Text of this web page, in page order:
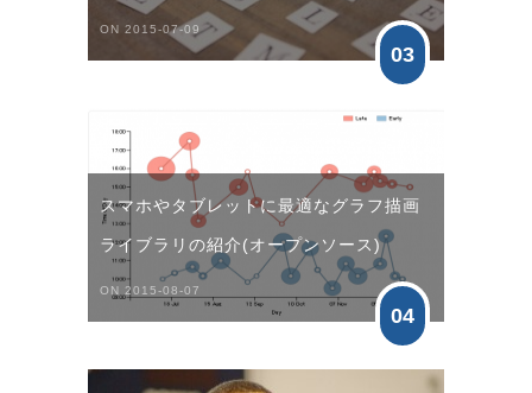
ON 2015-07-09
03
スマホやタブレットに最適なグラフ描画
ライブラリの紹介(オープンソース)
ON 2015-08-07
04